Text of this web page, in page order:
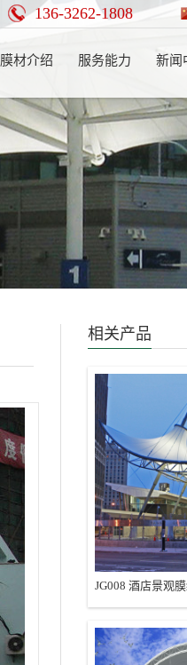
136-3262-1808
膜材介绍 服务能力 新闻
相关产品
JG008 酒店景观